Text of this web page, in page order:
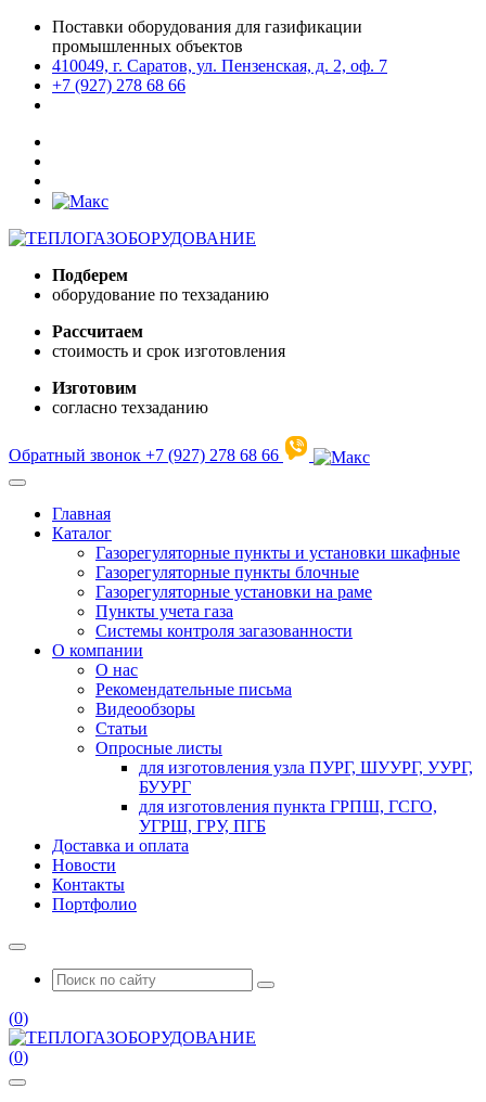
Поставки оборудования для газификации
промышленных объектов
410049, г. Саратов, ул. Пензенская, д. 2, оф. 7
+7 (927) 278 68 66
Подберем
оборудование по техзаданию
Рассчитаем
стоимость и срок изготовления
Изготовим
согласно техзаданию
Обратный звонок +7 (927) 278 68 66
Главная
Каталог
Газорегуляторные пункты и установки шкафные
Газорегуляторные пункты блочные
Газорегуляторные установки на раме
Пункты учета газа
Системы контроля загазованности
О компании
О нас
Рекомендательные письма
Видеообзоры
Статьи
Опросные листы
для изготовления узла ПУРГ, ШУУРГ, УУРГ,
БУУРГ
для изготовления пункта ГРПШ, ГСГО,
УГРШ, ГРУ, ПГБ
Доставка и оплата
Новости
Контакты
Портфолио
(0)
(0)